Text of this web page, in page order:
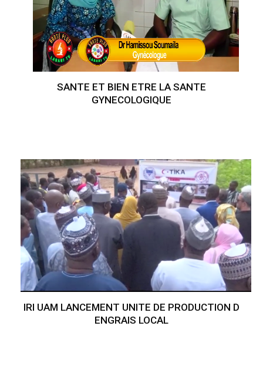
SANTE ET BIEN ETRE LA SANTE
GYNECOLOGIQUE
IRI UAM LANCEMENT UNITE DE PRODUCTION D
ENGRAIS LOCAL